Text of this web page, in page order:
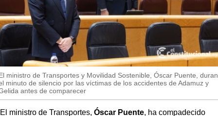
OPINIÓN
MUNICIPIOS
ministro de Transportes y Movilidad Sostenible, Óscar Puente,
minuto de silencio por las víctimas de los accidentes de Adamuz y
antes de comparecer
El ministro de Transportes, Óscar Puente, ha compadecido